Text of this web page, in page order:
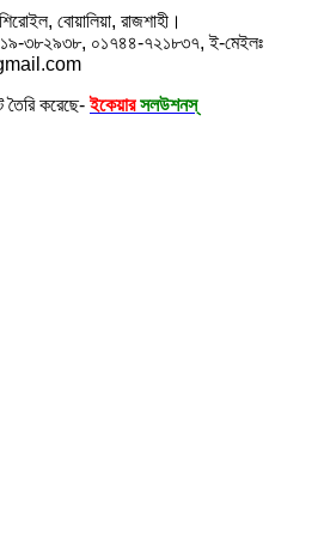
বোয়ালিয়া, রাজশাহী।
৩৮২৯৩৮, ০১৭৪৪-৭২১৮৩৭, ই-মেইলঃ
তৈরি করেছে-ইকেয়ার সলউশনস্